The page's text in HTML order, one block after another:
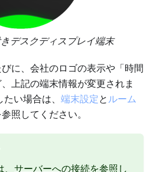
デスクディスプレイ端末
に、会社のロゴの表示や「時間
上記の端末情報が変更されま
い場合は、 端末設定とルーム
照してください。
サーバーへの接続を参照し